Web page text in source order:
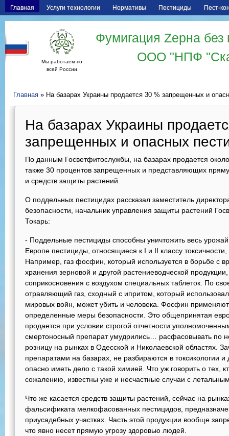
Главная Услуги технологии Нормативы Пестициды Пест-
Мы работаем по
всей России
Фумигация Zерна
ООО "НПФ
Главная » На базарах Украины продается 30 % запрещенных и
На базарах Украины
запрещенных и опасных
По данным Госветфитослужбы, на базарах продается
также 30 процентов запрещенных и представляющих
и средств защиты растений.
О поддельных пестицидах рассказал заместитель
безопасности, начальник управления защиты растений
Токарь:
- Поддельные пестициды способны уничтожить весь
Европе пестициды, относящиеся к I и II классу
Например, газ фосфин, который используется в борьбе с
хранения зерновой и другой растениеводческой
соприкосновения с воздухом специальных таблеток. По
отравляющий газ, сходный с ипритом, который
мировых войн, может убить и человека. Фосфин
определенные меры безопасности. Это общепринятая
продается при условии строгой отчетности
смертоносный препарат умудрились… расфасовывать по
розницу на рынках в Одесской и Николаевской областях.
препаратами на базарах, не разбираются в токсикологии
опасно иметь дело с такой химией. Что уж говорить о тех,
сожалению, известны уже и несчастные случаи с
Что же касается средств защиты растений, сейчас на
фальсификата мелкофасованных пестицидов,
приусадебных участках. Часть этой продукции вообще
что явно несет прямую угрозу здоровью людей.